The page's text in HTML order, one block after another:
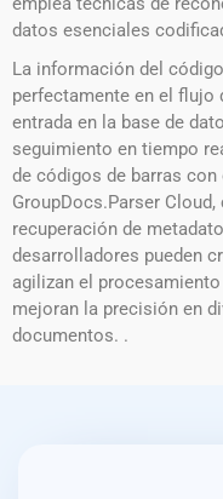
datos esenciales
La información del
perfectamente en el flujo
entrada en la base de
seguimiento en tiempo
de códigos de barras
GroupDocs.Parser
recuperación de
desarrolladores pueden
agilizan el
mejoran la precisión en
documentos. .